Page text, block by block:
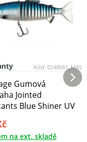
Kód: 0248681_MAS
Gumová
Jointed
Blue Shiner UV
na ext. skladě